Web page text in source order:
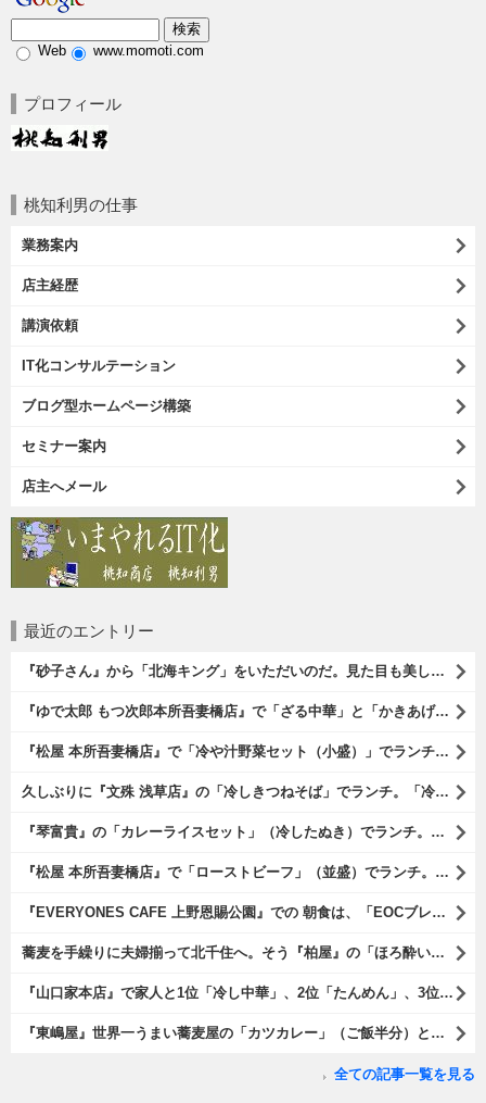
Web www.momoti.com
プロフィール
桃知利男の仕事
業務案内
店主経歴
講演依頼
IT化コンサルテーション
ブログ型ホームページ構築
セミナー案内
店主へメール
最近のエントリー
『砂子さん』から「北海キング」をいただいのだ。見た目も美しいオ
『ゆで太郎 もつ次郎本所吾妻橋店』で「ざる中華」と「かきあげ」を
『松屋 本所吾妻橋店』で「冷や汁野菜セット（小盛）」でランチ。「
久しぶりに『文殊 浅草店』の「冷しきつねそば」でランチ。「冷しき
『琴富貴』の「カレーライスセット」（冷したぬき）でランチ。所謂
『松屋 本所吾妻橋店』で「ローストビーフ」（並盛）でランチ。「ロ
『EVERYONES CAFE 上野恩賜公園』での 朝食は、「EOCブレック
蕎麦を手繰りに夫婦揃って北千住へ。そう『柏屋』の「ほろ酔いセッ
『山口家本店』で家人と1位「冷し中華」、2位「たんめん」、3位「
『東嶋屋』世界一うまい蕎麦屋の「カツカレー」（ご飯半分）と「お
全ての記事一覧を見る